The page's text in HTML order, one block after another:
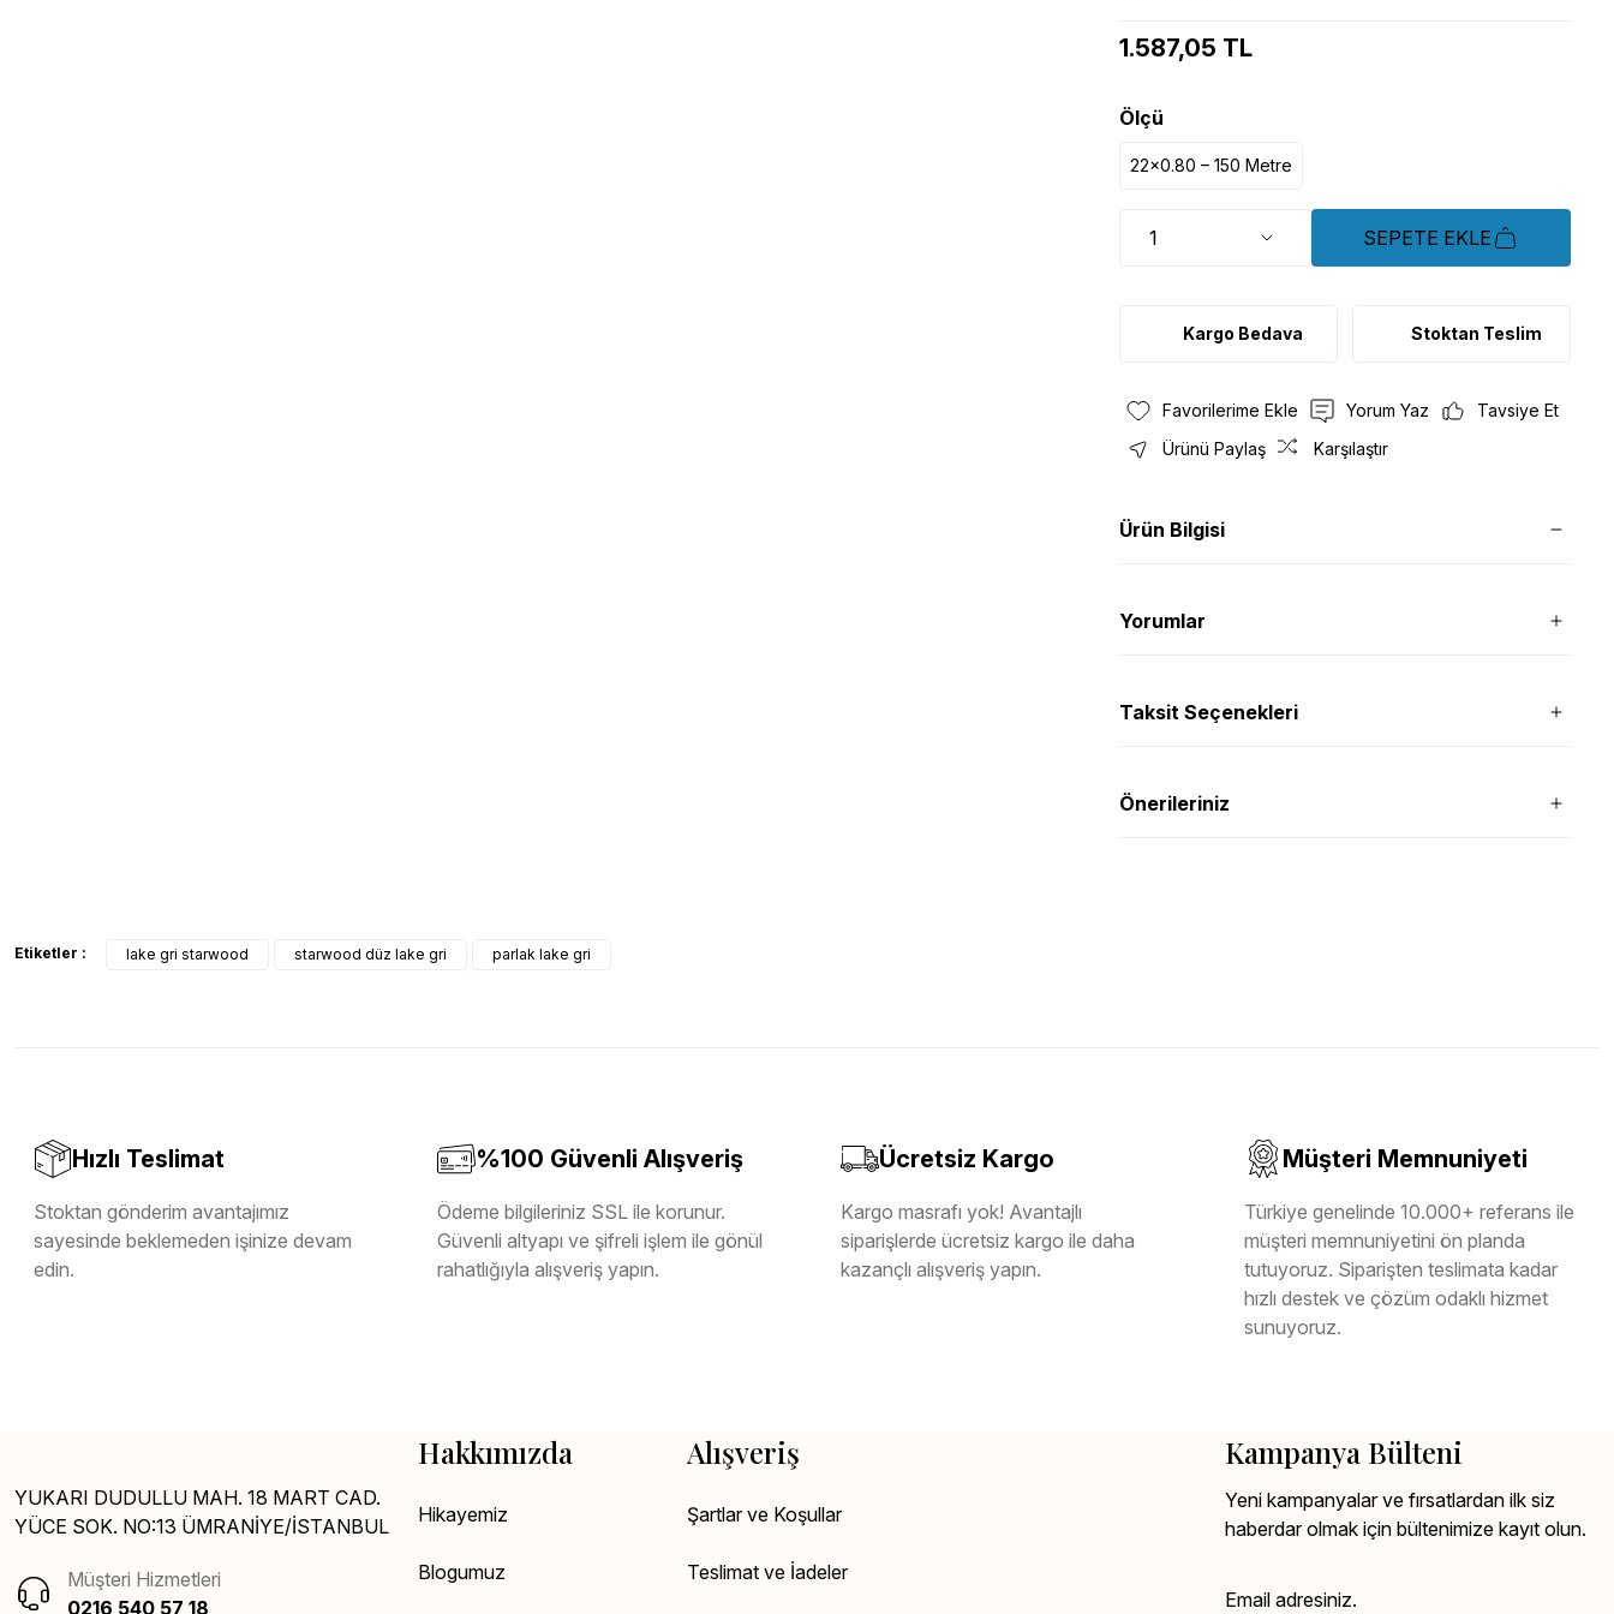
1.587,05 TL
Ölçü
22x0.80 – 150 Metre
SEPETE EKLE
Kargo Bedava Stoktan Teslim
Yorum Yaz
Tavsiye Et
Ürünü Paylaş
Karşılaştır
Ürün Bilgisi
Yorumlar
Taksit Seçenekleri
Önerileriniz
Etiketler : lake gri starwood starwood düz lake gri parlak lake gri
Hızlı Teslimat
Stoktan gönderim avantajımız
sayesinde beklemeden işinize devam
edin.
%100 Güvenli Alışveriş
Ödeme bilgileriniz SSL ile korunur.
Güvenli altyapı ve şifreli işlem ile gönül
rahatlığıyla alışveriş yapın.
Ücretsiz Kargo
Kargo masrafı yok! Avantajlı
siparişlerde ücretsiz kargo ile daha
kazançlı alışveriş yapın.
Müşteri Memnuniyeti
Türkiye genelinde 10.000+ referans ile
müşteri memnuniyetini ön planda
tutuyoruz. Siparişten teslimata kadar
hızlı destek ve çözüm odaklı hizmet
sunuyoruz.
YUKARI DUDULLU MAH. 18 MART CAD.
YÜCE SOK. NO:13 ÜMRANİYE/İSTANBUL
Müşteri Hizmetleri
0216 540 57 18
Hakkımızda
Hikayemiz
Blogumuz
Alışveriş
Şartlar ve Koşullar
Teslimat ve İadeler
Kampanya Bülteni
Yeni kampanyalar ve fırsatlardan ilk siz
haberdar olmak için bültenimize kayıt olun.